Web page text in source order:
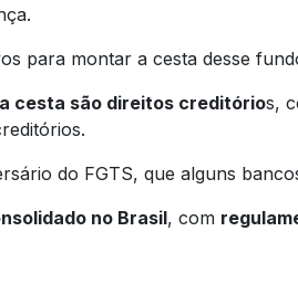
para montar a cesta desse
cesta são direitos creditórios,
do FGTS, que alguns
no Brasil, com